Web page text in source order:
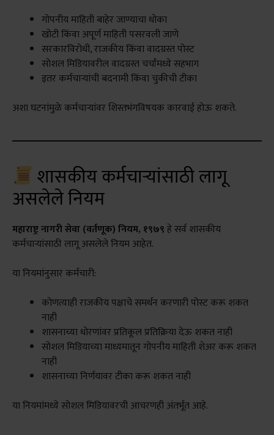
गोपनीय माहिती बाहेर जाण्याचा धोका
खोटी किंवा अपूर्ण माहिती पसरवली जाणे
सरकारविरोधी, राजकीय किंवा वादग्रस्त पोस्ट
सोशल मिडियावरील वादग्रस्त चर्चांमध्ये सहभाग
इतर कर्मचार्‍यांची बदनामी किंवा चुकीची टीका
अशा घटनांमुळे कर्मचाऱ्यांवर शिस्तभंगविषयक कारवाई होऊ शकते.
शासकीय कर्मचाऱ्यांसाठी लागू
असलेले नियम
महाराष्ट्र नागरी सेवा (वर्तणूक) नियम, १९७९हे सर्व शासकीय
कर्मचाऱ्यांसाठी लागू असलेले नियम आहेत.
या नियमांनुसार कर्मचारी:
कोणत्याही राजकीय पक्षाचे समर्थन करणारी पोस्ट करू शकत
नाही
शासनाच्या धोरणांवर प्रतिकूल प्रतिक्रिया देऊ शकत नाही
सोशल मिडियाच्या माध्यमातून गोपनीय माहिती शेअर करू शकत
नाही
शासनाच्या निर्णयावर टीका करू शकत नाही
या नियमांमध्ये सोशल मिडियावरची आचरणही अंतर्भूत आहे.